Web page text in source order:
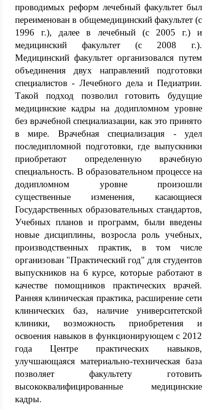
проводимых реформ лечебный факультет был
переименован в общемедицинский факультет (с
1996 г.), далее в лечебный (с 2005 г.) и
медицинский факультет (с 2008 г.).
Медицинский факультет организовался путем
объединения двух направлений подготовки
специалистов - Лечебного дела и Педиатрии.
Такой подход позволил готовить будущие
медицинские кадры на додипломном уровне
без врачебной специалиазации, как это принято
в мире. Врачебная специализация - удел
последипломной подготовки, где выпускники
приобретают определенную врачебную
специальность. В образовательном процессе на
додипломном уровне произошли
существенные изменения, касающиеся
Государственных образовательных стандартов,
Учебных планов и программ, были введены
новые дисциплины, возросла роль учебных,
производственных практик, в том числе
организован "Практический год" для студентов
выпускников на 6 курсе, которые работают в
качестве помощников практических врачей.
Ранняя клиническая практика, расширение сети
клинических баз, наличие университетской
клиники, возможность приобретения и
освоения навыков в функционирующем с 2012
года Центре практических навыков,
улучшающаяся материально-техническая база
позволяет факультету готовить
высококвалифицированные медицинские
кадры.